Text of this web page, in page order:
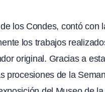
los Condes, contó con
los trabajos
original. Gracias a esta
procesiones de la